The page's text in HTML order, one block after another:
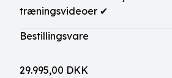
træningsvideoer ✔
Bestillingsvare
29.995,00 DKK